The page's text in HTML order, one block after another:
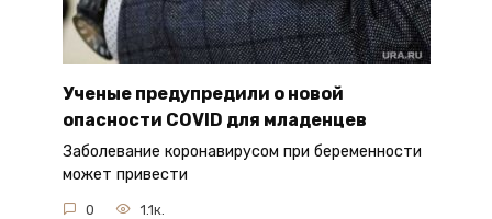
Ученые предупредили о новой
опасности COVID для младенцев
Заболевание коронавирусом при беременности
может привести
0 1.1к.